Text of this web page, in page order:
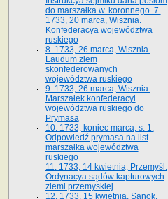
do marszałka w. koronnego. 7.
1733, 20 marca, Wisznia.
Konfederacya województwa
ruskiego
8. 1733, 26 marca, Wisznia.
Laudum ziem
skonfederowanych
województwa ruskiego
9. 1733, 26 marca, Wisznia.
Marszałek konfederacyi
województwa ruskiego do
Prymasa
10. 1733, koniec marca, s. 1.
Odpowiedź prymasa na list
marszałka województwa
ruskiego
11. 1733, 14 kwietnia, Przemyśl.
Ordynacya sądów kapturowych
ziemi przemyskiej
12. 1733, 15 kwietnia, Sanok.